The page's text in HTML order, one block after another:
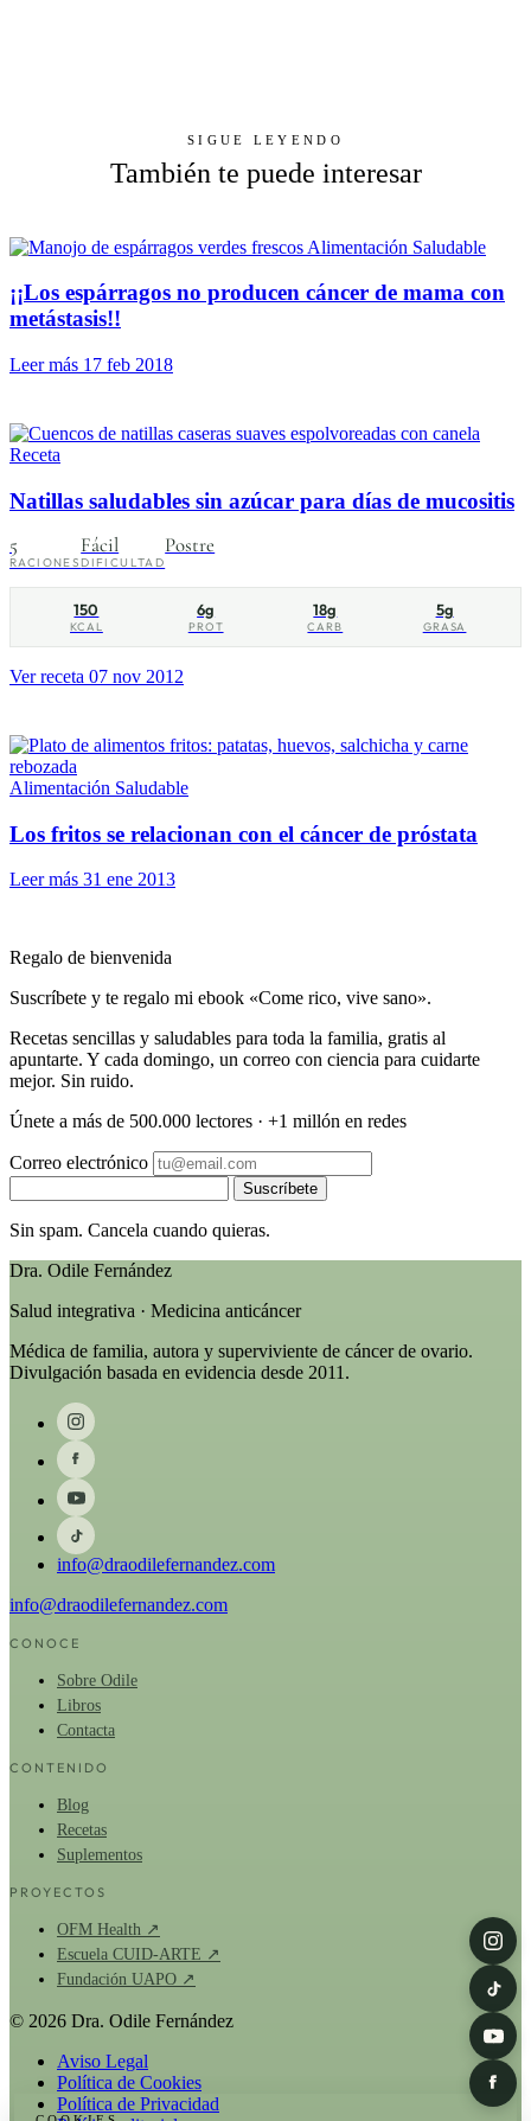
SIGUE LEYENDO
También te puede interesar
Alimentación Saludable
¡¡Los espárragos no producen cáncer de mama con
metástasis!!
Leer más 17 feb 2018
Receta
Natillas saludables sin azúcar para días de mucositis
5
RACIONES
Fácil
DIFICULTAD
Postre
150
KCAL
6g
PROT
18g
CARB
5g
GRASA
Ver receta 07 nov 2012
Alimentación Saludable
Los fritos se relacionan con el cáncer de próstata
Leer más 31 ene 2013
Regalo de bienvenida
Suscríbete y te regalo mi ebook «Come rico, vive sano».
Recetas sencillas y saludables para toda la familia, gratis al
apuntarte. Y cada domingo, un correo con ciencia para cuidarte
mejor. Sin ruido.
Únete a más de 500.000 lectores · +1 millón en redes
Correo electrónico
Suscríbete
Sin spam. Cancela cuando quieras.
Dra. Odile Fernández
Salud integrativa · Medicina anticáncer
Médica de familia, autora y superviviente de cáncer de ovario.
Divulgación basada en evidencia desde 2011.
info@draodilefernandez.com
info@draodilefernandez.com
CONOCE
Sobre Odile
Libros
Contacta
CONTENIDO
Blog
Recetas
Suplementos
PROYECTOS
OFM Health ↗
Escuela CUID-ARTE ↗
Fundación UAPO ↗
© 2026 Dra. Odile Fernández
Aviso Legal
Política de Cookies
Política de Privacidad